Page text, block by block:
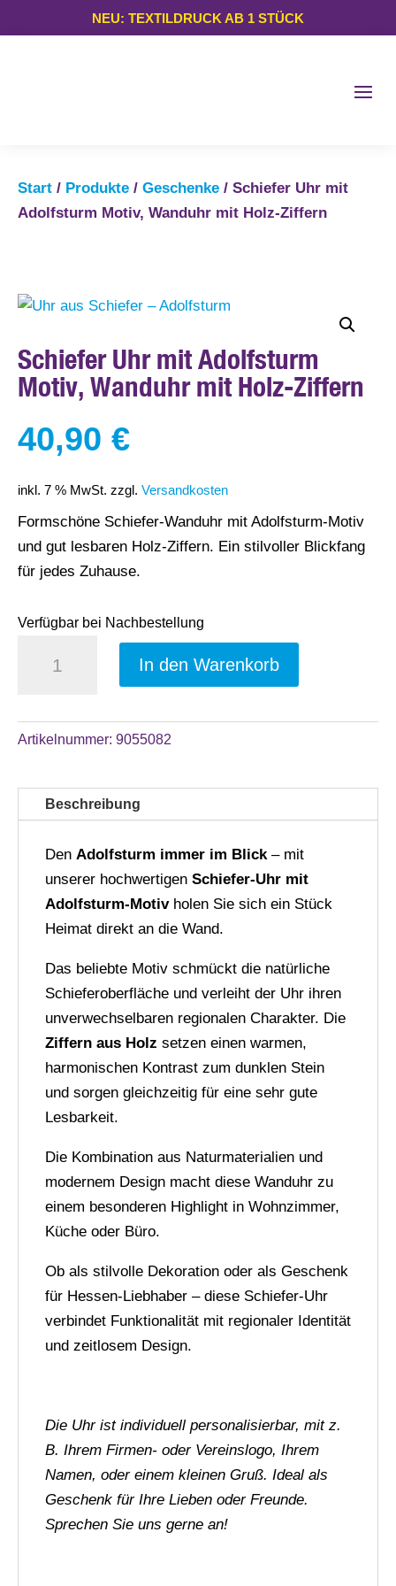
NEU: TEXTILDRUCK AB 1 STÜCK
Start / Produkte / Geschenke / Schiefer Uhr mit
Adolfsturm Motiv, Wanduhr mit Holz-Ziffern
Schiefer Uhr mit Adolfsturm
Motiv, Wanduhr mit Holz-Ziffern
40,90 €
inkl. 7 % MwSt. zzgl. Versandkosten
Formschöne Schiefer-Wanduhr mit Adolfsturm-Motiv
und gut lesbaren Holz-Ziffern. Ein stilvoller Blickfang
für jedes Zuhause.
Verfügbar bei Nachbestellung
Adolfsturm
Motiv,
Holz-
In den Warenkorb
e
t
v
e
Artikelnummer: 9055082
Beschreibung
Den Adolfsturm immer im Blick – mit
unserer hochwertigen Schiefer-Uhr mit
Adolfsturm-Motivholen Sie sich ein Stück
Heimat direkt an die Wand.
Das beliebte Motiv schmückt die natürliche
Schieferoberfläche und verleiht der Uhr ihren
unverwechselbaren regionalen Charakter. Die
Ziffern aus Holz setzen einen warmen,
harmonischen Kontrast zum dunklen Stein
und sorgen gleichzeitig für eine sehr gute
Lesbarkeit.
Die Kombination aus Naturmaterialien und
modernem Design macht diese Wanduhr zu
einem besonderen Highlight in Wohnzimmer,
Küche oder Büro.
Ob als stilvolle Dekoration oder als Geschenk
für Hessen-Liebhaber – diese Schiefer-Uhr
verbindet Funktionalität mit regionaler Identität
und zeitlosem Design.
Die Uhr ist individuell personalisierbar, mit z.
B. Ihrem Firmen- oder Vereinslogo, Ihrem
Namen, oder einem kleinen Gruß. Ideal als
Geschenk für Ihre Lieben oder Freunde.
Sprechen Sie uns gerne an!